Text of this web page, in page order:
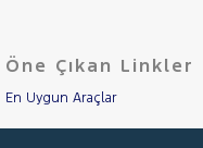
MITSUBISHI
MOTORSIKLET
Fırsatlar
Boya
Değişen
Öne Çıkan Linkler
En Uygun Araçlar